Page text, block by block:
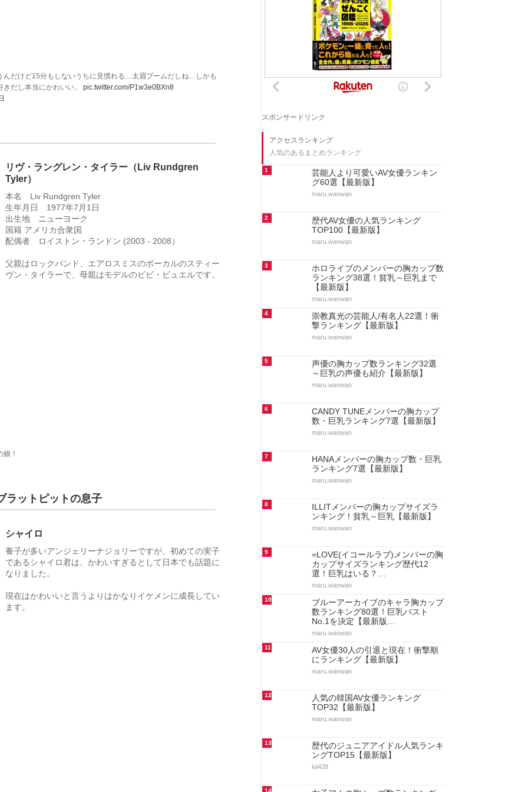
んだけど15分もしないうちに見慣れる…太眉ブームだしね…しかも
だし本当にかわいい。 pic.twitter.com/P1w3e0BXn8
リヴ・ラングレン・タイラー（Liv Rundgren
Tyler）
本名 Liv Rundgren Tyler
生年月日 1977年7月1日
出生地 ニューヨーク
国籍 アメリカ合衆国
配偶者 ロイストン・ランドン (2003 - 2008）
父親はロックバンド、エアロスミスのボーカルのスティー
ヴン・タイラーで、母親はモデルのビビ・ビュエルです。
！
ットピットの息子
シャイロ
養子が多いアンジェリーナジョリーですが、初めての実子
であるシャイロ君は、かわいすぎるとして日本でも話題に
なりました。
現在はかわいいと言うよりはかなりイケメンに成長してい
ます。
スポンサードリンク
アクセスランキング
人気のあるまとめランキング
1
芸能人より可愛いAV女優ランキン
グ60選【最新版】
maru.wanwan
2
歴代AV女優の人気ランキング
TOP100【最新版】
maru.wanwan
3
ホロライブのメンバーの胸カップ数
ランキング38選！貧乳～巨乳まで
【最新版】
maru.wanwan
4
崇教真光の芸能人/有名人22選！衝
撃ランキング【最新版】
maru.wanwan
5
声優の胸カップ数ランキング32選
～巨乳の声優も紹介【最新版】
maru.wanwan
6
CANDY TUNEメンバーの胸カップ
数・巨乳ランキング7選【最新版】
maru.wanwan
7
HANAメンバーの胸カップ数・巨乳
ランキング7選【最新版】
maru.wanwan
8
ILLITメンバーの胸カップサイズラ
ンキング！貧乳～巨乳【最新版】
maru.wanwan
9
=LOVE(イコールラブ)メンバーの胸
カップサイズランキング歴代12
選！巨乳はいる？…
maru.wanwan
10
ブルーアーカイブのキャラ胸カップ
数ランキング80選！巨乳バスト
No.1を決定【最新版…
maru.wanwan
11
AV女優30人の引退と現在！衝撃順
にランキング【最新版】
maru.wanwan
12
人気の韓国AV女優ランキング
TOP32【最新版】
maru.wanwan
13
歴代のジュニアアイドル人気ランキ
ングTOP15【最新版】
kii428
14